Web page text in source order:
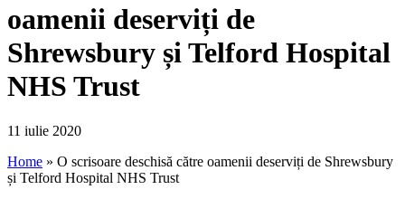
oamenii deserviți de
Shrewsbury și Telford Hospital
NHS Trust
11 iulie 2020
Home » O scrisoare deschisă către oamenii deserviți de Shrewsbury
și Telford Hospital NHS Trust